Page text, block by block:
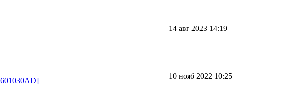
14 авг 2023 14:19
10 нояб 2022 10:25